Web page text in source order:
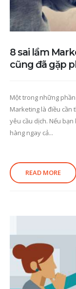
8 sai lầm
cũng đã gặp
Một trong những
Marketing là điều cần
yêu cầu dịch. Nếu
hàng ngay cả...
READ MORE